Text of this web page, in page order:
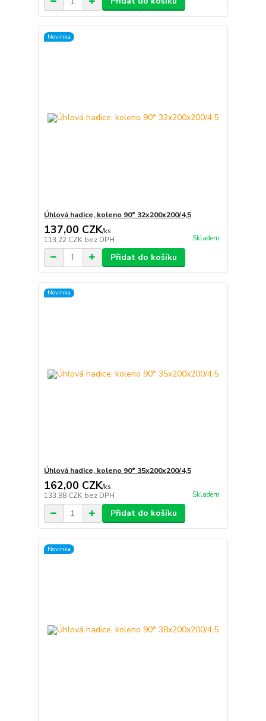
Novinka
Úhlová hadice, koleno 90° 32x200x200/4,5
137,00 CZK/ks
113,22 CZK bez DPH Skladem
Přidat do košíku
Novinka
Úhlová hadice, koleno 90° 35x200x200/4,5
162,00 CZK/ks
133,88 CZK bez DPH Skladem
Přidat do košíku
Novinka